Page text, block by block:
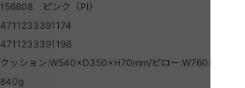
156808 ピンク（PI）
4711233391174
4711233391198
クッション:W540×D350×H70mm/ピロー
840g